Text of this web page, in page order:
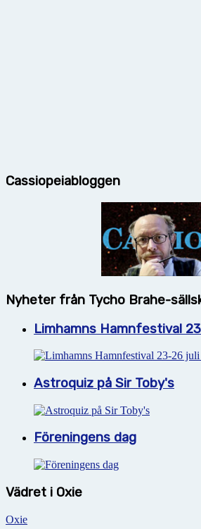
Cassiopeiabloggen
Nyheter från Tycho Brahe-
Limhamns Hamnfestival
Astroquiz på Sir Toby's
Föreningens dag
Vädret i Oxie
Oxie